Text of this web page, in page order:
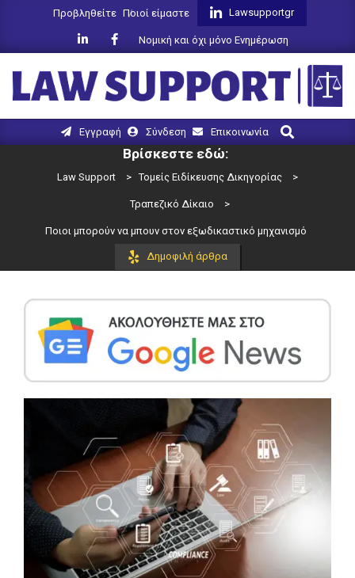
Προβληθείτε Ποιοί είμαστε Lawsupportgr
Νομική και όχι μόνο Ενημέρωση
LAW
SUPPORT
Navigation
Εγγραφή Σύνδεση Επικοινωνία
Search
Βρίσκεστε εδώ:
Law Support > Τομείς Ειδίκευσης Δικηγορίας >
Τραπεζικό Δίκαιο >
Ποιοι μπορούν να μπουν στον εξωδικαστικό μηχανισμό
Δημοφιλή άρθρα